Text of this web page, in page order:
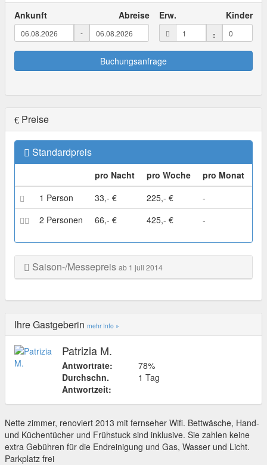
Ankunft Abreise
-
Erw. Kinder
Buchungsanfrage
Preise
Standardpreis
pro Nacht pro Woche
pro Monat
1 Person
33,- € 225,- €
-
2 Personen
66,- € 425,- € -
Saison-/Messepreis ab 1 juli 2014
Ihre Gastgeberin mehr Info »
Patrizia M.
Antwortrate:
78%
Durchschn.
Antwortzeit:
1 Tag
Nette zimmer, renoviert 2013 mit fernseher Wifi. Bettwäsche, Hand-
und Küchentücher und Frühstuck sind inklusive. Sie zahlen keine
extra Gebühren für die Endreinigung und Gas, Wasser und Licht.
Parkplatz frei